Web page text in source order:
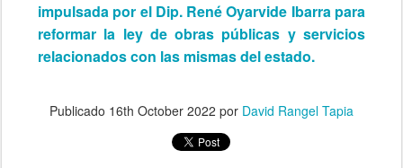
impulsada por el Dip. René Oyarvide Ibarra para
reformar la ley de obras públicas y servicios
relacionados con las mismas del estado.
Publicado 16th October 2022 por David Rangel Tapia